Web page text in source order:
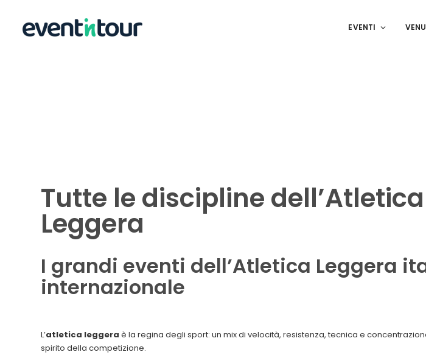
EVENTI
Tutte le discipline dell’Atletica
Leggera
I grandi eventi dell’Atletica Leggera
internazionale
L’atletica leggera è la regina degli sport: un mix di velocità, resistenza, tecnica e
spirito della competizione.